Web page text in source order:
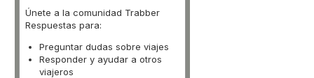
Únete a la comunidad Trabber
Respuestas para:
Preguntar dudas sobre viajes
Responder y ayudar a otros
viajeros